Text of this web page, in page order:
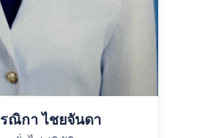
ณิกา ไชยจันดา